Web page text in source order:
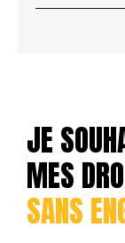
JE
MES
SANS